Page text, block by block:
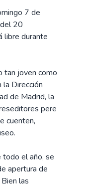
7 de
20
libre durante
tan joven como
la Dirección
de Madrid, la
pere
cuenten,
todo el año, se
apertura de
las